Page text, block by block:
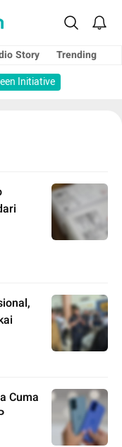
Story
Trending
Initiative
Cuma